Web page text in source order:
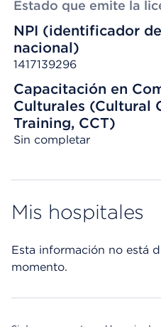
Estado que emite la
NPI (identificador
nacional)
1417139296
Capacitación en
Culturales (Cultural
Training, CCT)
Sin completar
Mis hospitales
Esta información no está
momento.